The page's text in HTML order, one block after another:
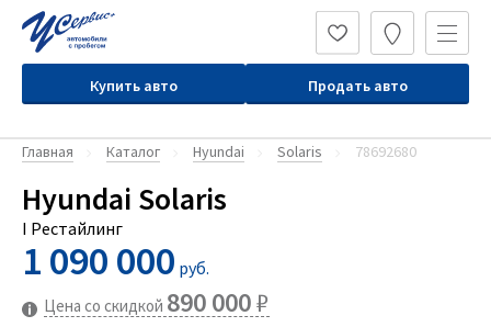
Купить авто Продать авто
Главная Каталог Hyundai Solaris 78692680
Hyundai Solaris
I Рестайлинг
1 090 000 руб.
Цена со скидкой 890 000₽